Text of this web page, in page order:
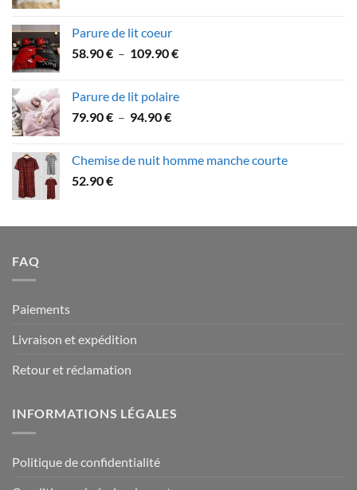
à
Parure de lit coeur
58.90€ – 109.90€Plage
58.90 €
Parure de lit polaire
79.90€ – 94.90€Plage
79.90 €
Chemise de nuit homme manche courte
52.90€
FAQ
Paiements
Livraison et expédition
Retour et réclamation
INFORMATIONS LÉGALES
Politique de confidentialité